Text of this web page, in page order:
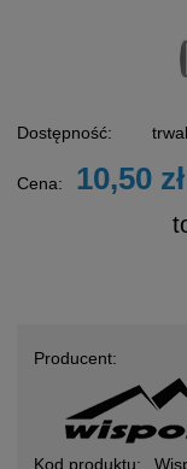
Dostępność:
Cena: 10,50 zł
Producent:
Kod produktu: